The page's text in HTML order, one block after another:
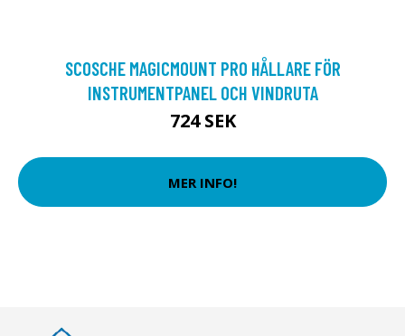
SCOSCHE MAGICMOUNT PRO HÅLLARE FÖR
INSTRUMENTPANEL OCH VINDRUTA
724 SEK
MER INFO!